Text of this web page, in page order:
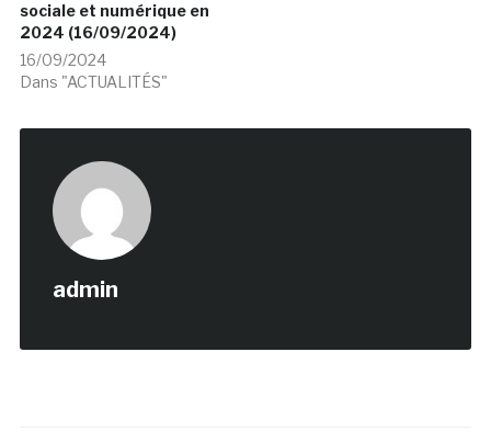
sociale et numérique en
2024 (16/09/2024)
16/09/2024
Dans "ACTUALITÉS"
admin